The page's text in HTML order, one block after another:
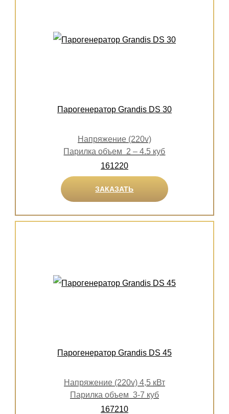
Парогенератор Grandis DS 30
Напряжение (220v)
Парилка объем 2 – 4.5 куб
161220
ЗАКАЗАТЬ
Парогенератор Grandis DS 45
Напряжение (220v) 4,5 кВт
Парилка объем 3-7 куб
167210